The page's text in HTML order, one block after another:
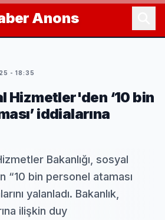
Anons
- 18:35
Hizmetler'den ‘10 bin
iddialarına
Bakanlığı, sosyal
“10 bin personel ataması
yalanladı. Bakanlık,
ilişkin duy